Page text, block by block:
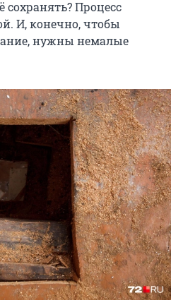
сохранять? Процесс
И, конечно, чтобы
нужны немалые